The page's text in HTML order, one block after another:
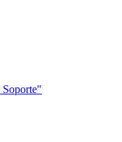
Soporte"